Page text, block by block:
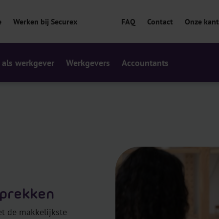
Werken bij Securex FAQ Contact Onze
werkgever Werkgevers Accountants
de makkelijkste